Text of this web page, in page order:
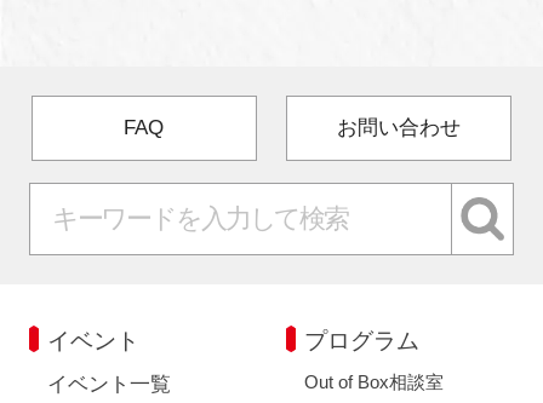
FAQ お問い合わせ
イベント
イベント一覧
プログラム
Out of Box相談室